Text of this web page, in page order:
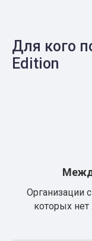
Для кого
Edition
Организации
которых нет